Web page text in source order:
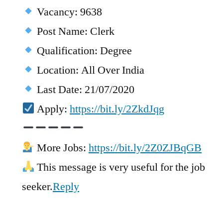
Vacancy: 9638
Post Name: Clerk
Qualification: Degree
Location: All Over India
Last Date: 21/07/2020
Apply:https://bit.ly/2ZkdJqg
More Jobs:https://bit.ly/2Z0ZJBqGB
This message is very useful for the job
seeker.Reply